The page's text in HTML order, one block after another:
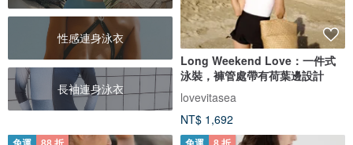
性感連身泳衣
長袖連身泳衣
Long Weekend Love：一件式
泳裝，褲管處帶有荷葉邊設計
lovevitasea
NT$ 1,692